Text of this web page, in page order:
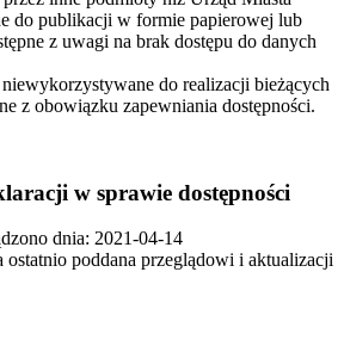
do publikacji w formie papierowej lub
z uwagi na brak dostępu do danych
do realizacji bieżących
z obowiązku zapewniania dostępności.
w sprawie dostępności
dnia: 2021-04-14
ostatnio poddana przeglądowi i aktualizacji